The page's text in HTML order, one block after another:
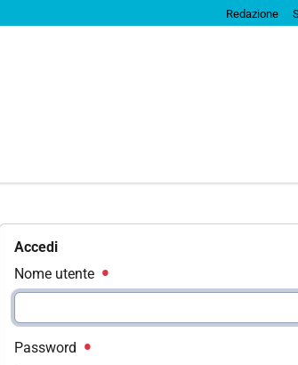
Redazione
Accedi
Nome utente
Password